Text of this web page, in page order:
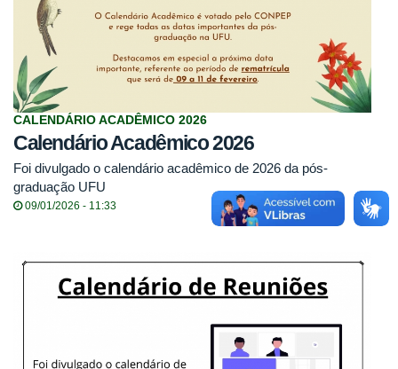
CALENDÁRIO ACADÊMICO 2026
Calendário Acadêmico 2026
Foi divulgado o calendário acadêmico de 2026 da pós-
graduação UFU
09/01/2026 - 11:33